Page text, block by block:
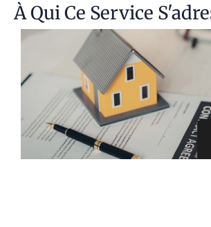
À Qui Ce Service